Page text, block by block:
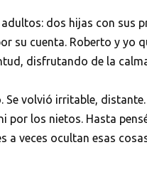
dos hijas con sus
su cuenta. Roberto y yo
disfrutando de la
Se volvió irritable,
por los nietos. Hasta
veces ocultan esas